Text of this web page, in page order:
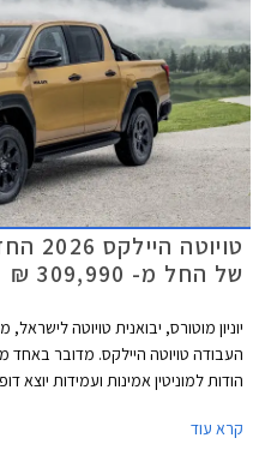
של החל מ- 309,990 ₪
יוניון מוטורס, יבואנית טויוטה
העבודה טויוטה היילקס. מדובר באחד
הודות למוניטין אמינות ועמידות יוצא
מבטיח לשמור ולשפר על היכולות
קרא עוד